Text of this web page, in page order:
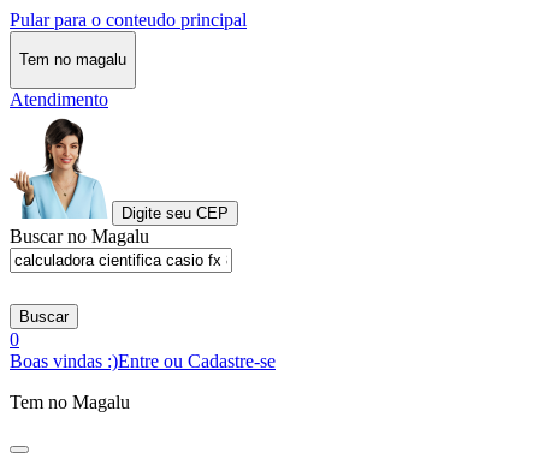
Pular para o conteudo principal
Tem no magalu
Atendimento
Digite seu CEP
Buscar no Magalu
Buscar
0
Boas vindas :)Entre ou Cadastre-se
Tem no Magalu